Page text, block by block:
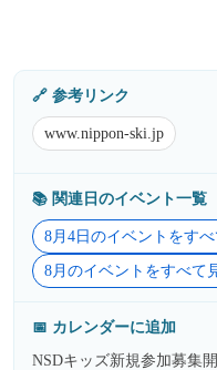
🔗 参考リンク
www.nippon-ski.jp
📚️ 関連日のイベント一覧
8月4日のイベントをす
8月のイベントをすべて
📅 カレンダーに追加
NSDキッズ新規参加募集